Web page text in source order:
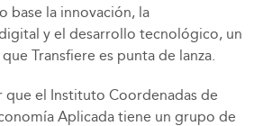
base la innovación, la
y el desarrollo tecnológico, un
Transfiere es punta de lanza.
que el Instituto Coordenadas de
Aplicada tiene un grupo de